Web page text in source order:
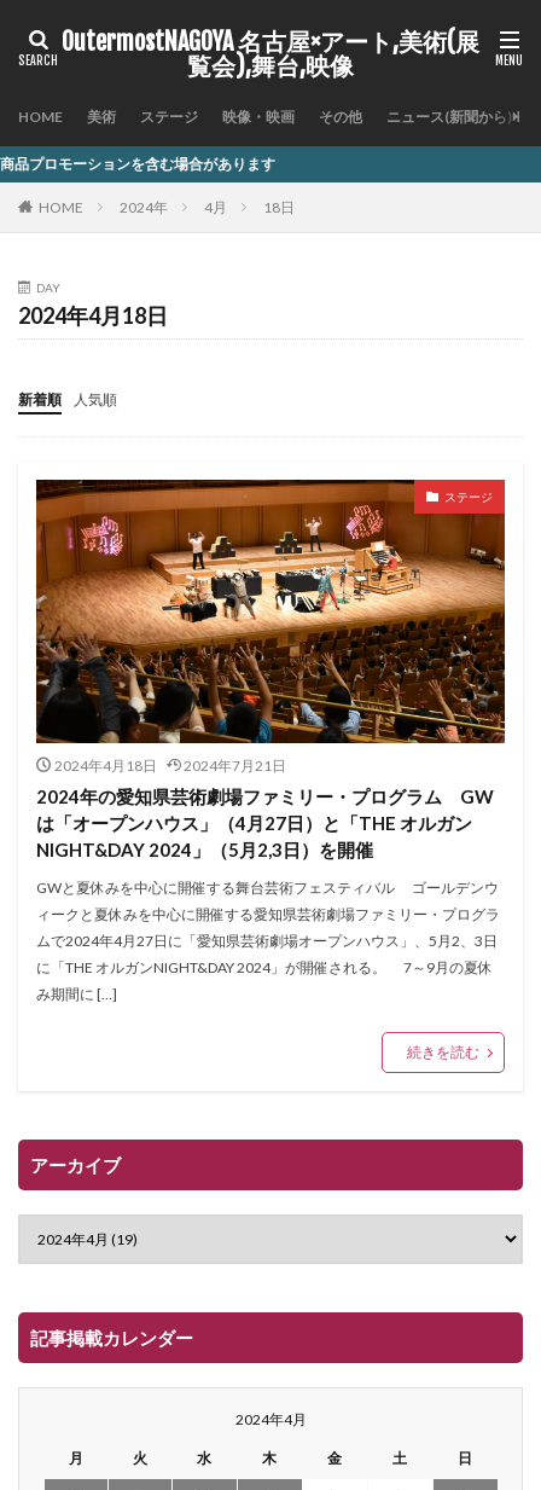
OutermostNAGOYA 名古屋×アート,美術(展
覧会),舞台,映像
HOME 美術 ステージ 映像・映画 その他 ニュース(新聞から)
含む場合があります
HOME 2024年 4月 18日
DAY
2024年4月18日
新着順 人気順
ステージ
2024年4月18日 2024年7月21日
2024年の愛知県芸術劇場ファミリー・プログラム GW
は「オープンハウス」（4月27日）と「THE オルガン
NIGHT&DAY 2024」（5月2,3日）を開催
GWと夏休みを中心に開催する舞台芸術フェスティバル ゴールデンウ
ィークと夏休みを中心に開催する愛知県芸術劇場ファミリー・プログラ
ムで2024年4月27日に「愛知県芸術劇場オープンハウス」、5月2、3日
に「THE オルガンNIGHT&DAY 2024」が開催される。 7～9月の夏休
み期間に […]
続きを読む
アーカイブ
記事掲載カレンダー
2024年4月
月 火 水 木 金 土 日